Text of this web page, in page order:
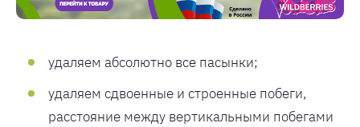
удаляем абсолютно все пасынки;
удаляем сдвоенные и строенные побеги,
расстояние между вертикальными побегами